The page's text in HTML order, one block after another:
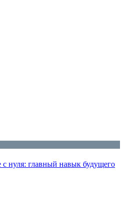
нуля: главный навык будущего